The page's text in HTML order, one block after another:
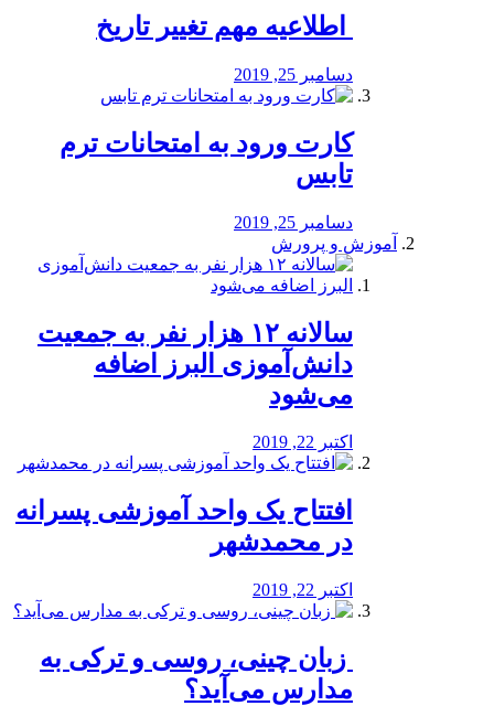
️ اطلاعیه مهم تغییر تاریخ
دسامبر 25, 2019
کارت ورود به امتحانات ترم
تابس
دسامبر 25, 2019
آموزش و پرورش
️سالانه ۱۲ هزار نفر به جمعیت
دانش‌آموزی البرز اضافه
می‌شود
اکتبر 22, 2019
افتتاح یک واحد آموزشی پسرانه
در محمدشهر
اکتبر 22, 2019
️ زبان چینی، روسی و ترکی به
مدارس می‌آید؟